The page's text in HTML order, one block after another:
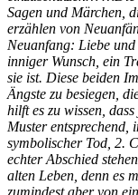
Sagen und Märchen,
erzählen von
Neuanfang: Liebe
inniger Wunsch, ein
sie ist. Diese beiden
Ängste zu besiegen,
hilft es zu wissen,
Muster entsprechend,
symbolischer Tod, 2.
echter Abschied
alten Leben, denn es
zumindest aber von